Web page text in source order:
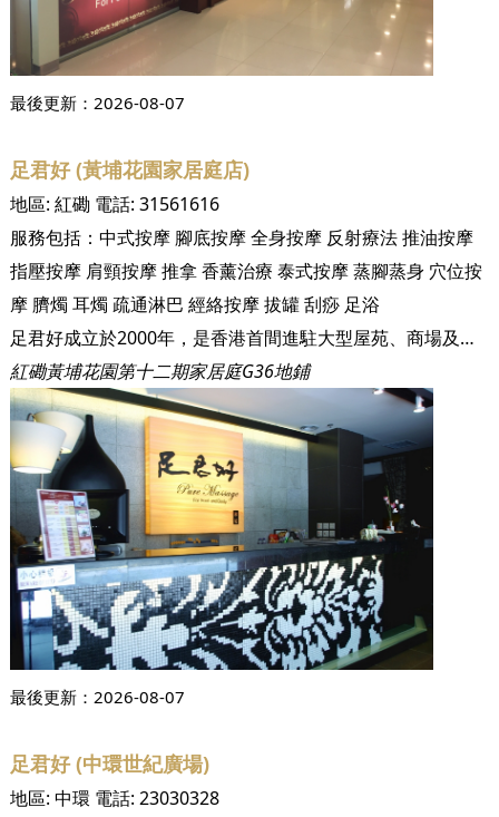
最後更新： 2026-08-07
足君好 (黃埔花園家居庭店)
地區: 紅磡電話: 31561616
服務包括： 中式按摩 腳底按摩全身按摩 反射療法推油按摩
指壓按摩 肩頸按摩推拿香薰治療 泰式按摩蒸腳蒸身 穴位按
摩 臍燭 耳燭 疏通淋巴 經絡按摩拔罐刮痧 足浴
足君好成立於2000年，是香港首間進駐大型屋苑、商場及酒店的足底按摩休閒中心。成立至今已為超過三十萬名尊貴客戶提供健康休閒的養身保健服務。足君好集合了眾多人力、物力，針對現代人健康的問題展開研究，以中國數千年的養身之道－足底按摩及全身穴位推拿，配合優閒泰式裝修與頂級設備，徹底顛覆傳統對按摩、推拿的既定形象，讓您及您的家人安心又輕鬆地達到養身的功效！ 本集團至今已開設十三間沐足保健中心，遍佈港九新界，包括黃埔區、將軍澳區、香港區及荃灣等，未來將於不同地區開設分店以為各區居民服務。 足君好嚴格控管衛生環境及服務品質，讓注重養身的您同時享有最高等級的服務與最經濟實惠的消費。
紅磡黃埔花園第十二期家居庭G36地鋪
最後更新： 2026-08-07
足君好 (中環世紀廣場)
地區: 中環 電話: 23030328